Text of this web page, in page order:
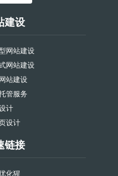
建设
网站建设
网站建设
站建设
管服务
计
设计
链接
化猩